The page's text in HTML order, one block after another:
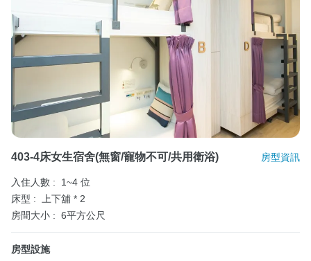
403-4床女生宿舍(無窗/寵物不可/共用衛浴) 房型資訊
入住人數 :
1~4 位
床型 : 上下舖 * 2
房間大小 : 6平方公尺
房型設施